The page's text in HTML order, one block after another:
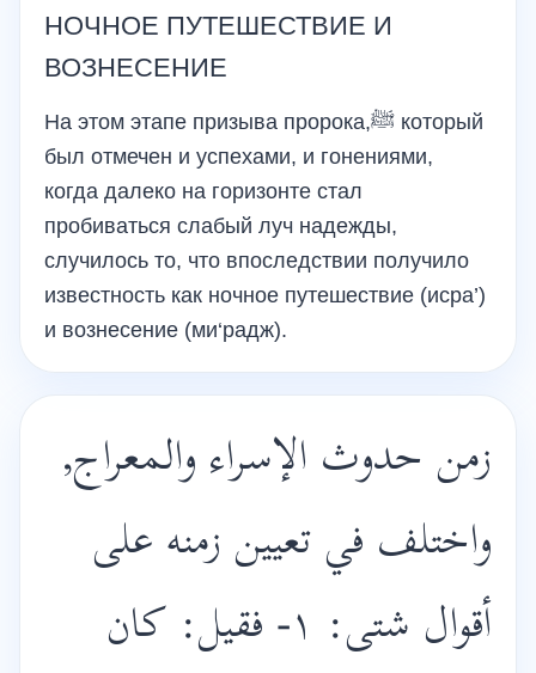
НОЧНОЕ ПУТЕШЕСТВИЕ И
ВОЗНЕСЕНИЕ
На этом этапе призыва пророка,ﷺ который
был отмечен и успехами, и гонениями,
когда далеко на горизонте стал
пробиваться слабый луч надежды,
случилось то, что впоследствии получило
известность как ночное путешествие (исра’)
и вознесение (ми‘радж).
زمن حدوث الإسراء والمعراج,
واختلف في تعيين زمنه على
أقوال شتى: ١- فقيل: كان